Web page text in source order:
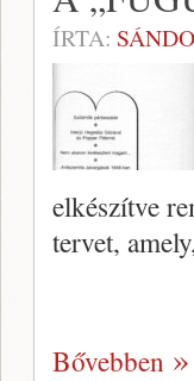
ÍRTA:
elkészítve
tervet,
Bővebben